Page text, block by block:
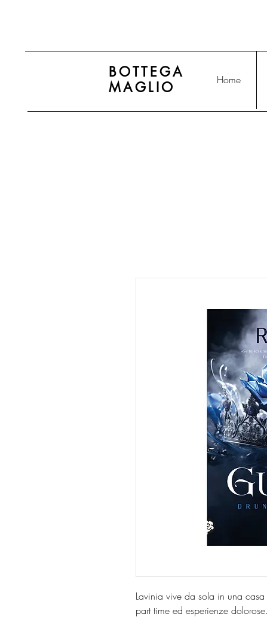
BOTTEGA
MAGLIO
Home
Lavinia vive da sola in una
part time ed esperienze